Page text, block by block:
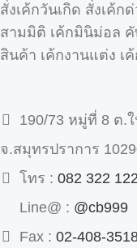
สั่งเค้กวันเกิด สั่งเค้ก
สามมิติ เค้กมินิม่อล คั
สินค้า เค้กงานแต่ง เ
190/73 หมู่ที่ 8 ต.
จ.สมุทรปราการ
โทร : 082 322
Line@ : @cb999
Fax : 02-408-